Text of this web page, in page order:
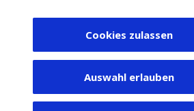
Cookies zulassen
Auswahl erlauben
Zum